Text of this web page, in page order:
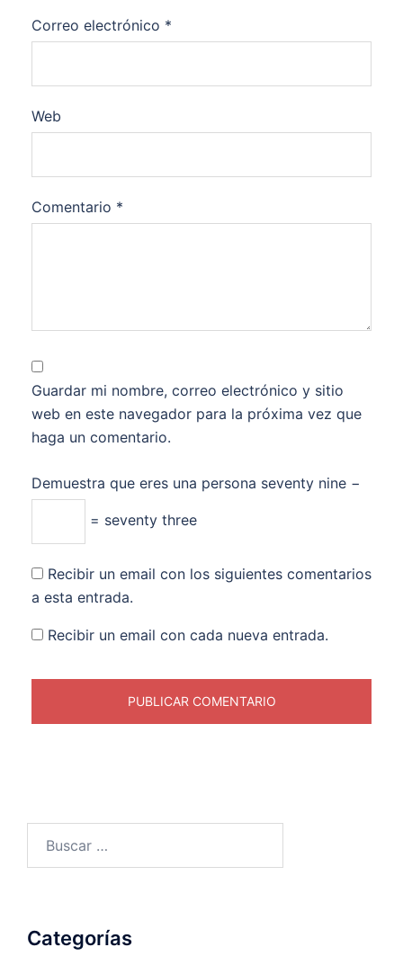
Correo electrónico *
Web
Comentario *
Guardar mi nombre, correo electrónico y sitio
web en este navegador para la próxima vez que
haga un comentario.
Demuestra que eres una persona seventy nine −
= seventy three
Recibir un email con los siguientes comentarios
a esta entrada.
Recibir un email con cada nueva entrada.
Categorías